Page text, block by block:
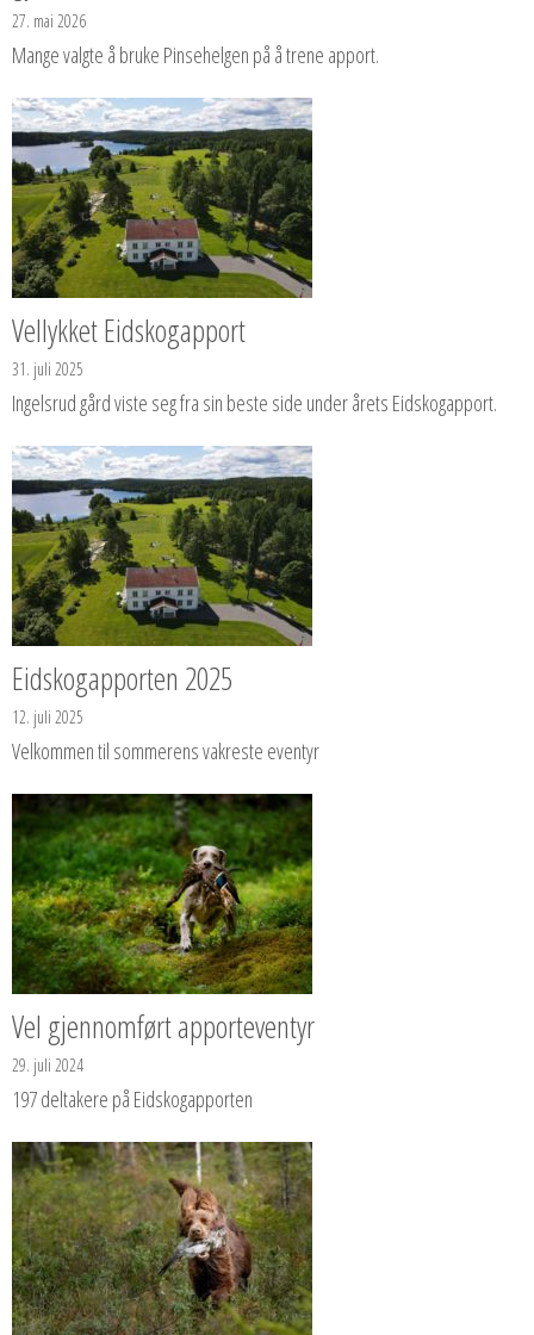
27. mai 2026
Mange valgte å bruke Pinsehelgen på å trene apport.
Vellykket Eidskogapport
31. juli 2025
Ingelsrud gård viste seg fra sin beste side under årets Eidskogapport.
Eidskogapporten 2025
12. juli 2025
Velkommen til sommerens vakreste eventyr
Vel gjennomført apporteventyr
29. juli 2024
197 deltakere på Eidskogapporten